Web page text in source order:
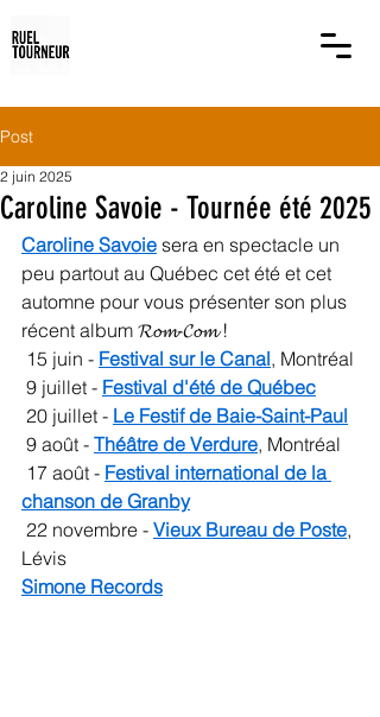
Post
Caroline Savoie - Tournée été 2025
2 juin 2025
Caroline Savoie sera en spectacle un
peu partout au Québec cet été et cet
automne pour vous présenter son plus
récent album 𝓡𝓸𝓶-𝓒𝓸𝓶 !
15 juin - Festival sur le Canal, Montréal
9 juillet - Festival d'été de Québec
20 juillet - Le Festif de Baie-Saint-Paul
9 août - Théâtre de Verdure, Montréal
17 août - Festival international de la
chanson de Granby
22 novembre - Vieux Bureau de Poste,
Lévis
Simone Records